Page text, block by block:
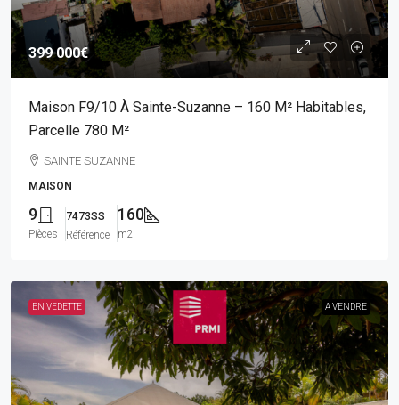
399 000€
Maison F9/10 À Sainte-Suzanne – 160 M² Habitables,
Parcelle 780 M²
SAINTE SUZANNE
MAISON
9
Pièces
7473SS
Référence
160
m2
EN VEDETTE A VENDRE